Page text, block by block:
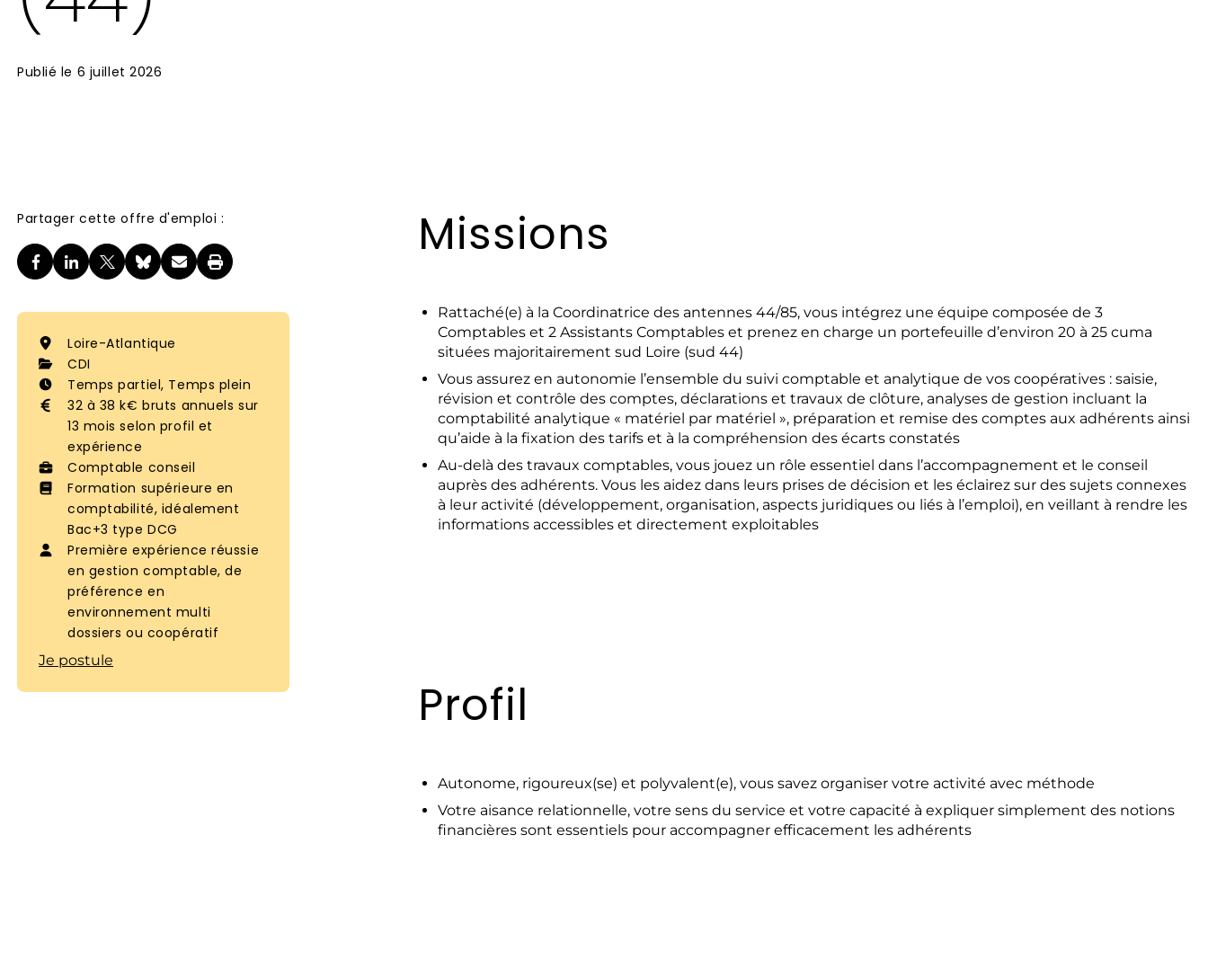
Publié le 6 juillet 2026
Partager cette offre d'emploi :
Loire-Atlantique
CDI
Temps partiel, Temps plein
32 à 38 k€ bruts annuels sur
13 mois selon profil et
expérience
Comptable conseil
Formation supérieure en
comptabilité, idéalement
Bac+3 type DCG
Première expérience réussie
en gestion comptable, de
préférence en
environnement multi
dossiers ou coopératif
Je postule
Missions
Rattaché(e) à la Coordinatrice des antennes 44/85, vous intégrez une équipe composée de 3
Comptables et 2 Assistants Comptables et prenez en charge un portefeuille d’environ 20 à 25 cuma
situées majoritairement sud Loire (sud 44)
Vous assurez en autonomie l’ensemble du suivi comptable et analytique de vos coopératives : saisie,
révision et contrôle des comptes, déclarations et travaux de clôture, analyses de gestion incluant la
comptabilité analytique « matériel par matériel », préparation et remise des comptes aux adhérents ainsi
qu’aide à la fixation des tarifs et à la compréhension des écarts constatés
Au-delà des travaux comptables, vous jouez un rôle essentiel dans l’accompagnement et le conseil
auprès des adhérents. Vous les aidez dans leurs prises de décision et les éclairez sur des sujets connexes
à leur activité (développement, organisation, aspects juridiques ou liés à l’emploi), en veillant à rendre les
informations accessibles et directement exploitables
Profil
Autonome, rigoureux(se) et polyvalent(e), vous savez organiser votre activité avec méthode
Votre aisance relationnelle, votre sens du service et votre capacité à expliquer simplement des notions
financières sont essentiels pour accompagner efficacement les adhérents